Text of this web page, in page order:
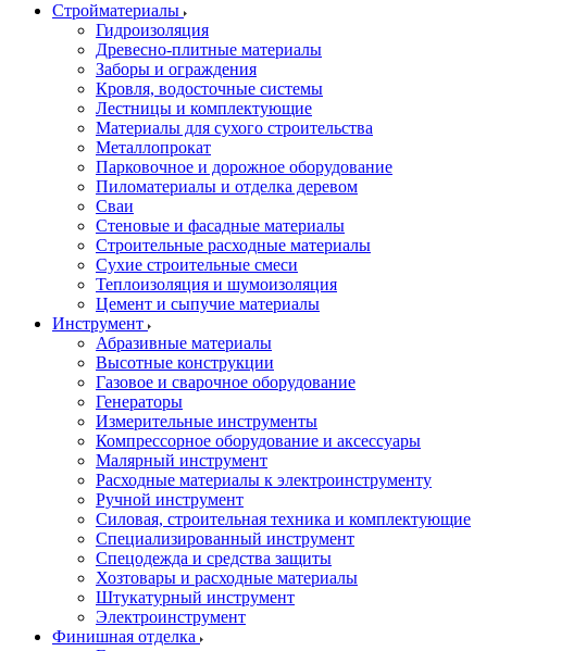
Стройматериалы
Гидроизоляция
Древесно-плитные материалы
Заборы и ограждения
Кровля, водосточные системы
Лестницы и комплектующие
Материалы для сухого строительства
Металлопрокат
Парковочное и дорожное оборудование
Пиломатериалы и отделка деревом
Сваи
Стеновые и фасадные материалы
Строительные расходные материалы
Сухие строительные смеси
Теплоизоляция и шумоизоляция
Цемент и сыпучие материалы
Инструмент
Абразивные материалы
Высотные конструкции
Газовое и сварочное оборудование
Генераторы
Измерительные инструменты
Компрессорное оборудование и аксессуары
Малярный инструмент
Расходные материалы к электроинструменту
Ручной инструмент
Силовая, строительная техника и комплектующие
Специализированный инструмент
Спецодежда и средства защиты
Хозтовары и расходные материалы
Штукатурный инструмент
Электроинструмент
Финишная отделка